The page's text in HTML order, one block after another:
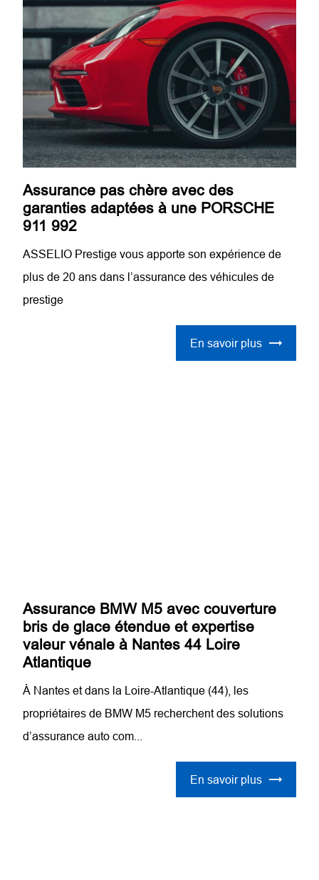
Assurance pas chère avec des
garanties adaptées à une PORSCHE
911 992
ASSELIO Prestige vous apporte son expérience de
plus de 20 ans dans l’assurance des véhicules de
prestige
En savoir plus
Assurance BMW M5 avec couverture
bris de glace étendue et expertise
valeur vénale à Nantes 44 Loire
Atlantique
À Nantes et dans la Loire-Atlantique (44), les
propriétaires de BMW M5 recherchent des solutions
d’assurance auto com...
En savoir plus